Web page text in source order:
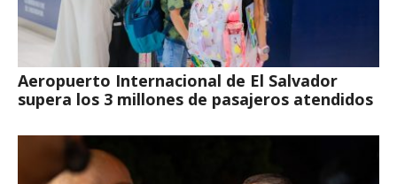
Aeropuerto Internacional de El Salvador
supera los 3 millones de pasajeros atendidos